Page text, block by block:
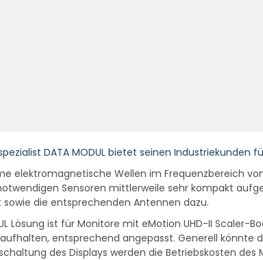
DATA MODUL bietet seinen
elektromagnetische Wellen im Frequenzbereich
Sensoren mittlerweile sehr kompakt
die entsprechenden Antennen dazu.
Lösung ist für Monitore mit eMotion UHD-II Scaler-
entsprechend angepasst. Generell
des Displays werden die Betriebskosten